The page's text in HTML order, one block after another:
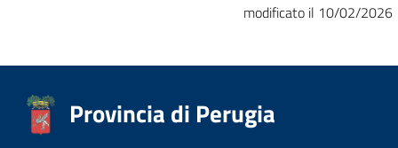
modificato il 10/02/2026
Provincia di Perugia